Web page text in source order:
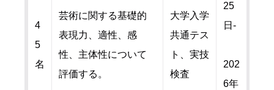
4
5
名
芸術に関する基礎的
表現力、適性、感
性、主体性について
評価する。
大学入学
共通テス
ト、実技
検査
25
日-
202
6年